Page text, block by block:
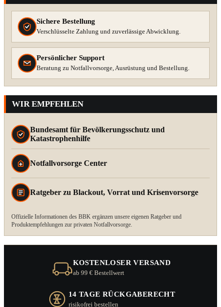
Sichere Bestellung
Verschlüsselte Zahlung und zuverlässige Abwicklung.
Persönlicher Support
Beratung zu Notfallvorsorge, Ausrüstung und Bestellung.
WIR EMPFEHLEN
Bundesamt für Bevölkerungsschutz und
Katastrophenhilfe
Notfallvorsorge Center
Ratgeber zu Blackout, Vorrat und Krisenvorsorge
Offizielle Informationen des BBK ergänzen unsere eigenen Ratgeber und
Produktempfehlungen zur privaten Notfallvorsorge.
KOSTENLOSER VERSAND
ab 99 € Bestellwert
14 TAGE RÜCKGABERECHT
risikofrei bestellen